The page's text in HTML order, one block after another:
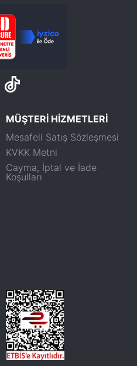
MÜŞTERİ HİZMETLERİ
Mesafeli Satış Sözleşmesi
KVKK Metni
Cayma, İptal ve İade
Koşulları